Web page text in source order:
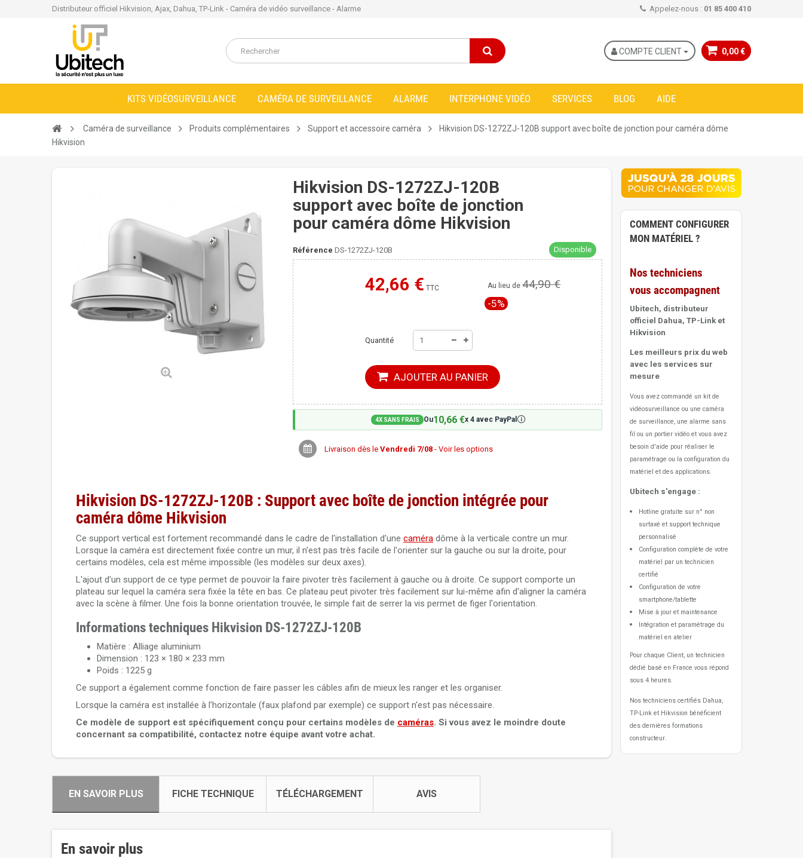
Distributeur officiel Hikvision, Ajax, Dahua, TP-Link - Caméra de vidéo surveillance - Alarme Appelez-nous : 01 85 400 410
0,00 €
COMPTE CLIENT
KITS VIDÉOSURVEILLANCE CAMÉRA DE SURVEILLANCE ALARME INTERPHONE VIDÉO SERVICES BLOG AIDE
Caméra de surveillance Produits complémentaires Support et accessoire caméra
Hikvision DS-1272ZJ-120B support avec boîte de jonction pour caméra dôme
Hikvision
Hikvision DS-1272ZJ-120B
support avec boîte de jonction
pour caméra dôme Hikvision
Référence DS-1272ZJ-120B Disponible
42,66 € TTC
Moins cher ailleurs ? Au lieu de44,90 €
-5%
Quantité
AJOUTER AU PANIER
4X SANS FRAIS Ou10,66 €x 4 avec PayPal🛈
Livraison dès le Vendredi 7/08- Voir les options
Hikvision DS-1272ZJ-120B : Support avec boîte de jonction intégrée pour
caméra dôme Hikvision
Ce support vertical est fortement recommandé dans le cadre de l'installation d'une caméra dôme à la verticale contre un mur.
Lorsque la caméra est directement fixée contre un mur, il n'est pas très facile de l'orienter sur la gauche ou sur la droite, pour
certains modèles, cela est même impossible (les modèles sur deux axes).
L'ajout d'un support de ce type permet de pouvoir la faire pivoter très facilement à gauche ou à droite. Ce support comporte un
plateau sur lequel la caméra sera fixée la tête en bas. Ce plateau peut pivoter très facilement sur lui-même afin d'aligner la caméra
avec la scène à filmer. Une fois la bonne orientation trouvée, le simple fait de serrer la vis permet de figer l'orientation.
Informations techniques Hikvision DS-1272ZJ-120B
Matière : Alliage aluminium
Dimension : 123 × 180 × 233 mm
Poids : 1225 g
Ce support a également comme fonction de faire passer les câbles afin de mieux les ranger et les organiser.
Lorsque la caméra est installée à l'horizontale (faux plafond par exemple) ce support n'est pas nécessaire.
Ce modèle de support est spécifiquement conçu pour certains modèles de caméras. Si vous avez le moindre doute
concernant sa compatibilité, contactez notre équipe avant votre achat.
EN SAVOIR PLUS FICHE TECHNIQUE TÉLÉCHARGEMENT AVIS
En savoir plus
COMMENT CONFIGURER
MON MATÉRIEL ?
Nos techniciens
vous accompagnent
Ubitech, distributeur
officiel Dahua, TP-Link et
Hikvision
Les meilleurs prix du web
avec les services sur
mesure
Vous avez commandé un kit de
vidéosurveillance ou une caméra
de surveillance, une alarme sans
fil ou un portier vidéo et vous avez
besoin d'aide pour réaliser le
paramétrage ou la configuration du
matériel et des applications.
Ubitech s'engage :
Hotline gratuite sur n° non
surtaxé et support technique
personnalisé
Configuration complète de votre
matériel par un technicien
certifié
Configuration de votre
smartphone/tablette
Mise à jour et maintenance
Intégration et paramétrage du
matériel en atelier
Pour chaque Client, un technicien
dédié basé en France vous répond
sous 4 heures.
Nos techniciens certifiés Dahua,
TP-Link et Hikvision bénéficient
des dernières formations
constructeur.